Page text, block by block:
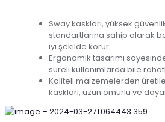
Sway kaskları, yüksek
standartlarına sahip olarak
iyi şekilde korur.
Ergonomik tasarımı
süreli kullanımlarda bile
Kaliteli malzemelerden
kaskları, uzun ömürlü ve